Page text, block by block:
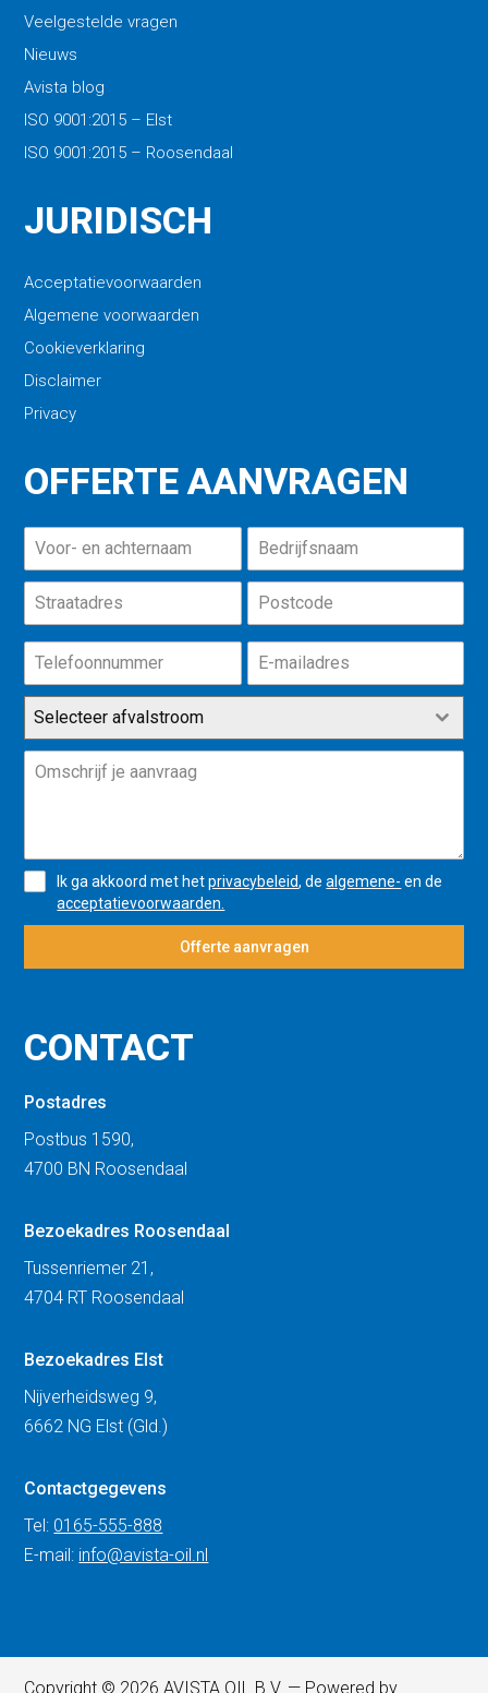
Veelgestelde vragen
Nieuws
Avista blog
ISO 9001:2015 – Elst
ISO 9001:2015 – Roosendaal
JURIDISCH
Acceptatievoorwaarden
Algemene voorwaarden
Cookieverklaring
Disclaimer
Privacy
OFFERTE AANVRAGEN
Selecteer afvalstroom
Ik ga akkoord met hetprivacybeleid, dealgemene- en de
acceptatievoorwaarden.
Offerte aanvragen
CONTACT
Postadres
Postbus 1590,
4700 BN Roosendaal
Bezoekadres Roosendaal
Tussenriemer 21,
4704 RT Roosendaal
Bezoekadres Elst
Nijverheidsweg 9,
6662 NG Elst (Gld.)
Contactgegevens
Tel: 0165-555-888
E-mail: info@avista-oil.nl
Copyright © 2026 AVISTA OIL B.V. — Powered by